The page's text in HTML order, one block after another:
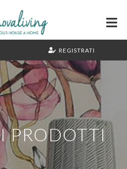
REGISTRATI
PRODOTTI